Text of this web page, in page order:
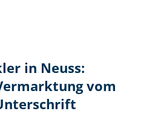
in Neuss:
vom